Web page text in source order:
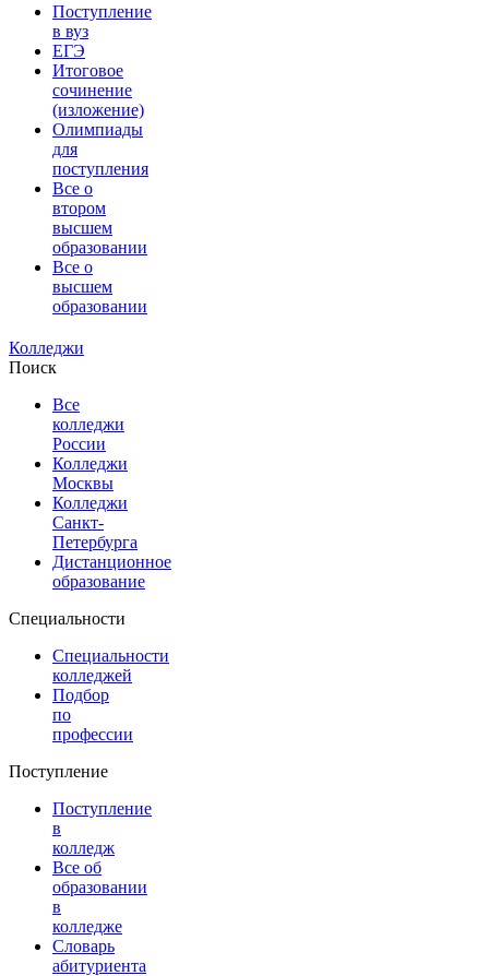
Поступление
в вуз
ЕГЭ
Итоговое
сочинение
(изложение)
Олимпиады
для
поступления
Все о
втором
высшем
образовании
Все о
высшем
образовании
Колледжи
Поиск
Все
колледжи
России
Колледжи
Москвы
Колледжи
Санкт-
Петербурга
Дистанционное
образование
Специальности
Специальности
колледжей
Подбор
по
профессии
Поступление
Поступление
в
колледж
Все об
образовании
в
колледже
Словарь
абитуриента